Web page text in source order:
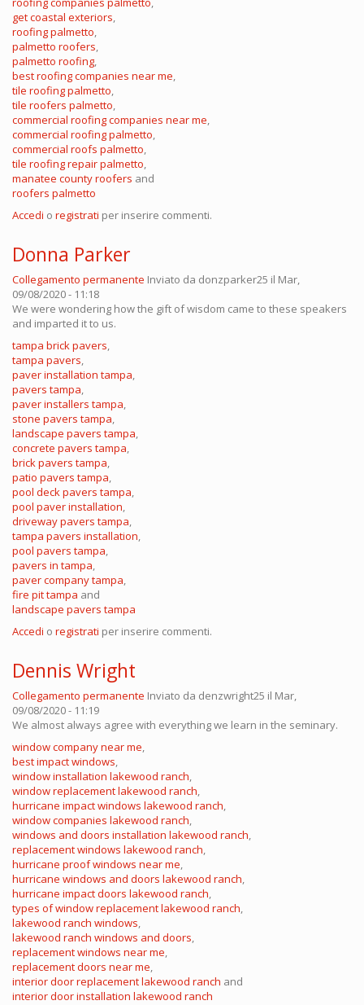
get coastal exteriors,
roofing palmetto,
palmetto roofers,
palmetto roofing,
best roofing companies near me,
tile roofing palmetto,
tile roofers palmetto,
commercial roofing companies near me,
commercial roofing palmetto,
commercial roofs palmetto,
tile roofing repair palmetto,
manatee county roofers and
roofers palmetto
Accedi o registrati per inserire commenti.
Donna Parker
Collegamento permanente Inviato da donzparker25 il Mar,
09/08/2020 - 11:18
We were wondering how the gift of wisdom came to these speakers
and imparted it to us.
tampa brick pavers,
tampa pavers,
paver installation tampa,
pavers tampa,
paver installers tampa,
stone pavers tampa,
landscape pavers tampa,
concrete pavers tampa,
brick pavers tampa,
patio pavers tampa,
pool deck pavers tampa,
pool paver installation,
driveway pavers tampa,
tampa pavers installation,
pool pavers tampa,
pavers in tampa,
paver company tampa,
fire pit tampa and
landscape pavers tampa
Accedi o registrati per inserire commenti.
Dennis Wright
Collegamento permanente Inviato da denzwright25 il Mar,
09/08/2020 - 11:19
We almost always agree with everything we learn in the seminary.
window company near me,
best impact windows,
window installation lakewood ranch,
window replacement lakewood ranch,
hurricane impact windows lakewood ranch,
window companies lakewood ranch,
windows and doors installation lakewood ranch,
replacement windows lakewood ranch,
hurricane proof windows near me,
hurricane windows and doors lakewood ranch,
hurricane impact doors lakewood ranch,
types of window replacement lakewood ranch,
lakewood ranch windows,
lakewood ranch windows and doors,
replacement windows near me,
replacement doors near me,
interior door replacement lakewood ranch and
interior door installation lakewood ranch